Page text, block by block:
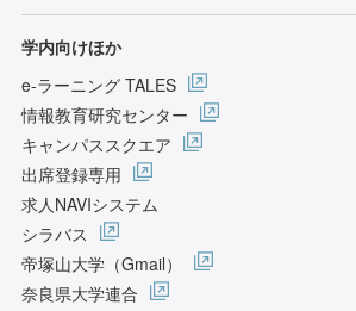
学内向けほか
e-ラーニング TALES
情報教育研究センター
キャンパススクエア
出席登録専用
求人NAVIシステム
シラバス
帝塚山大学（Gmail）
奈良県大学連合